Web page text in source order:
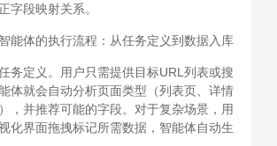
字段映射关系。
能体的执行流程：从任务定义到数据入库
务定义。用户只需提供目标URL列表或搜
体就会自动分析页面类型（列表页、详情
，并推荐可能的字段。对于复杂场景，用
化界面拖拽标记所需数据，智能体自动生